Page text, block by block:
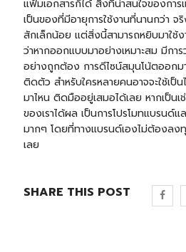
แฟ้มเอกสารก็ได้ สิ่งที่น่าสนใจของกา
เป็นของที่มีอายุการใช้งานที่นานกว่า จ
สักเล็กน้อย แต่สิ่งนี้สามารถหยิบมาใช้
ว่าหากออกแบบมาอย่างเหมาะสม มีกา
อย่างถูกต้อง การดีไซน์สมุนโน้ตออกม
ติดตัว สำหรับใครหลายคนอาจจะใช้เป็
มาไหน ติดมืออยู่เสมอได้เลย หากเป็น
ของเราได้ผล เป็นการโปรโมทแบรนด์แ
มากๆ โดยที่ทางแบรนด์เองไม่ต้องลงทุ
เลย
SHARE THIS POST